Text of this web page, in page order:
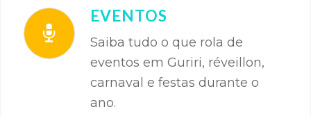
EVENTOS
Saiba tudo o que rola de
eventos em Guriri, réveillon,
carnaval e festas durante o
ano.